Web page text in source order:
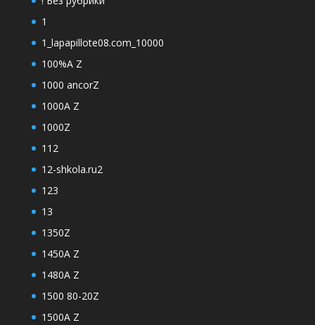
1
1_lapapillote08.com_10000
100%A Z
1000 ancorZ
1000A Z
1000Z
112
12-shkola.ru2
123
13
1350Z
1450A Z
1480A Z
1500 80-20Z
1500A Z